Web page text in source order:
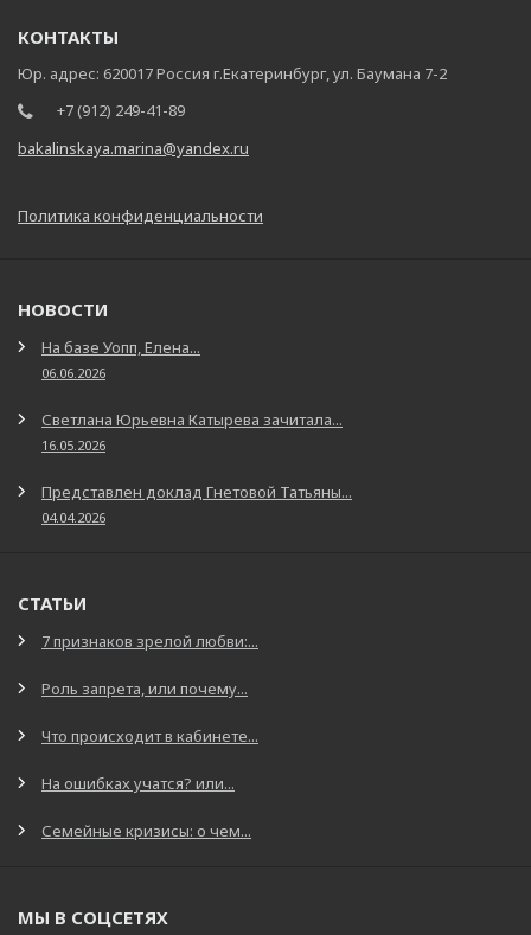
КОНТАКТЫ
Юр. адрес: 620017 Россия г.Екатеринбург, ул. Баумана 7-2
+7 (912) 249-41-89
bakalinskaya.marina@yandex.ru
Политика конфиденциальности
НОВОСТИ
На базе Уопп, Елена...
06.06.2026
Светлана Юрьевна Катырева зачитала...
16.05.2026
Представлен доклад Гнетовой Татьяны...
04.04.2026
СТАТЬИ
7 признаков зрелой любви:...
Роль запрета, или почему...
Что происходит в кабинете...
На ошибках учатся? или...
Семейные кризисы: о чем...
МЫ В СОЦСЕТЯХ